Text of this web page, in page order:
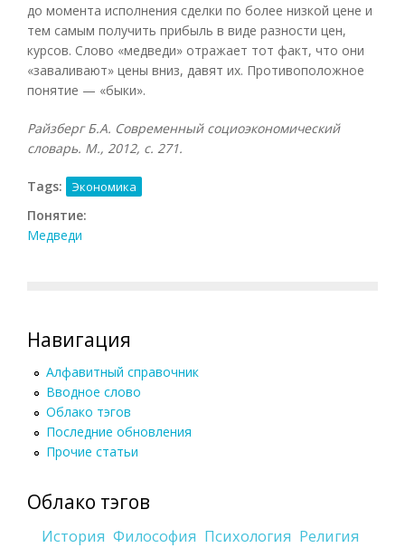
до момента исполнения сделки по более низкой цене и
тем самым получить прибыль в виде разности цен,
курсов. Слово «медведи» отражает тот факт, что они
«заваливают» цены вниз, давят их. Противоположное
понятие — «быки».
Райзберг Б.А. Современный социоэкономический
словарь. М., 2012, с. 271.
Tags: Экономика
Понятие:
Медведи
Навигация
Алфавитный справочник
Вводное слово
Облако тэгов
Последние обновления
Прочие статьи
Облако тэгов
История Философия Психология Религия